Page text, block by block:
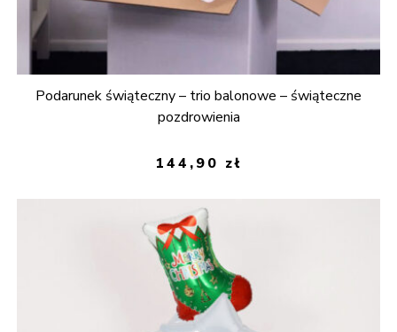
Podarunek świąteczny – trio balonowe – świąteczne
pozdrowienia
144,90 zł